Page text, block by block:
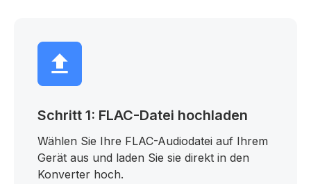
Schritt 1: FLAC-Datei hochladen
Wählen Sie Ihre FLAC-Audiodatei auf Ihrem
Gerät aus und laden Sie sie direkt in den
Konverter hoch.